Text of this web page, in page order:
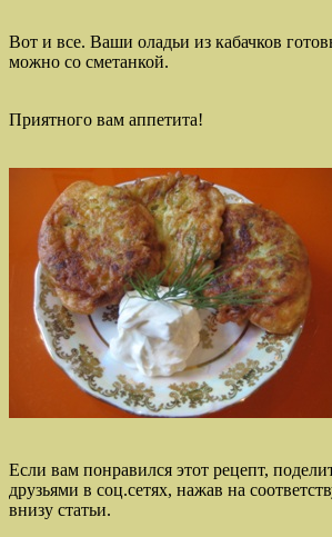
Вот и все. Ваши оладьи из кабачков
можно со сметанкой.
Приятного вам аппетита!
Если вам понравился этот рецепт,
друзьями в соц.сетях, нажав на
внизу статьи.